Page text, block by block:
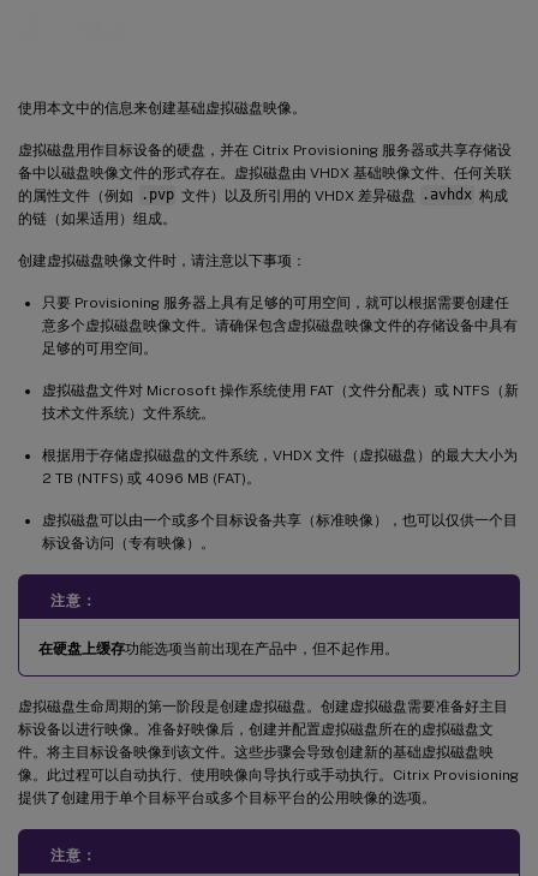
使用本文中的信息来创建基础虚拟磁盘映像。
虚拟磁盘用作目标设备的硬盘，并在 Citrix Provisioning 服务器或共享存储设
备中以磁盘映像文件的形式存在。虚拟磁盘由 VHDX 基础映像文件、任何关联
的属性文件（例如
.pvp 文件）以及所引用的 VHDX 差异磁盘 .avhdx 构成
的链（如果适用）组成。
创建虚拟磁盘映像文件时，请注意以下事项：
只要 Provisioning 服务器上具有足够的可用空间，就可以根据需要创建任
意多个虚拟磁盘映像文件。请确保包含虚拟磁盘映像文件的存储设备中具有
足够的可用空间。
虚拟磁盘文件对 Microsoft 操作系统使用 FAT（文件分配表）或 NTFS（新
技术文件系统）文件系统。
根据用于存储虚拟磁盘的文件系统，VHDX 文件（虚拟磁盘）的最大大小为
2 TB (NTFS) 或 4096 MB (FAT)。
虚拟磁盘可以由一个或多个目标设备共享（标准映像），也可以仅供一个目
标设备访问（专有映像）。
注意：
在硬盘上缓存功能选项当前出现在产品中，但不起作用。
虚拟磁盘生命周期的第一阶段是创建虚拟磁盘。创建虚拟磁盘需要准备好主目
标设备以进行映像。准备好映像后，创建并配置虚拟磁盘所在的虚拟磁盘文
件。将主目标设备映像到该文件。这些步骤会导致创建新的基础虚拟磁盘映
像。此过程可以自动执行、使用映像向导执行或手动执行。Citrix Provisioning
提供了创建用于单个目标平台或多个目标平台的公用映像的选项。
注意：
配置主目标设备
导出特定数据文件
引导主目标设备
向公用映像中添加更多目标设备
使用 Device Guard 的部署